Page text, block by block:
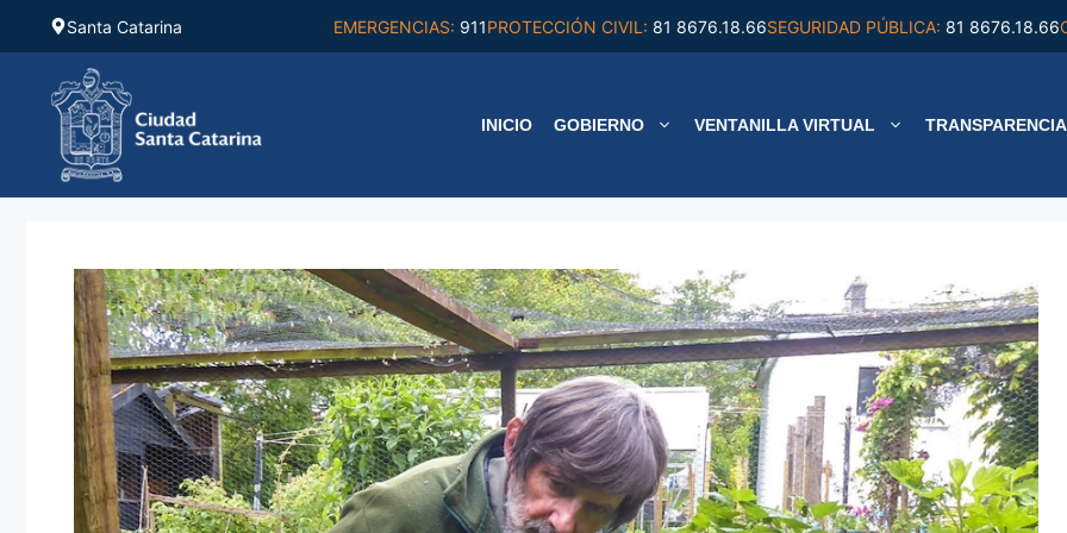
Saltar
contenido
Santa Catarina EMERGENCIAS: 911PROTECCIÓN CIVIL: 81 8676.18.66SEGURIDAD PÚBLICA: 81 8676.18.66
INICIO GOBIERNO VENTANILLA VIRTUAL TRANSPARENCIA